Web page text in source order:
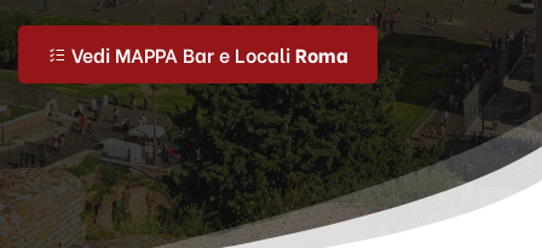
Vedi MAPPA Bar e LocaliRoma